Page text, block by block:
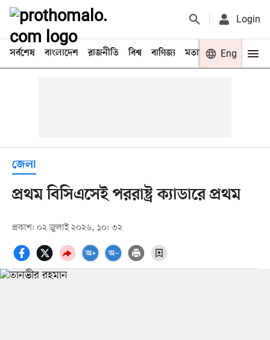
Login
সর্বশেষ বাংলাদেশ রাজনীতি বিশ্ব বাণিজ্য মতামত খেলা
Eng
জেলা
প্রথম বিসিএসেই পররাষ্ট্র ক্যাডারে প্রথম
প্রকাশ: ০২ জুলাই ২০২৬, ১০: ৩২